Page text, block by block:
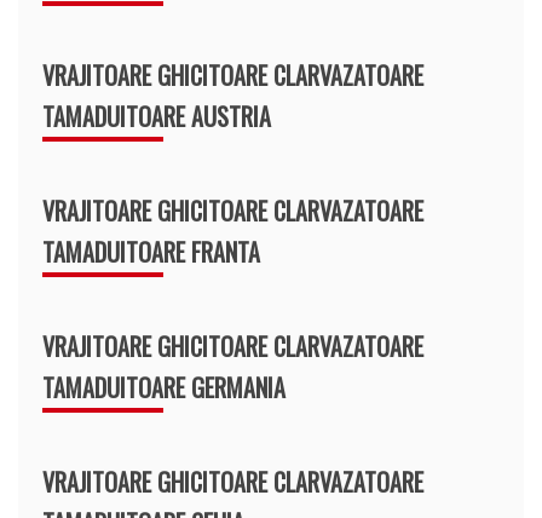
VRAJITOARE GHICITOARE CLARVAZATOARE
TAMADUITOARE AUSTRIA
VRAJITOARE GHICITOARE CLARVAZATOARE
TAMADUITOARE FRANTA
VRAJITOARE GHICITOARE CLARVAZATOARE
TAMADUITOARE GERMANIA
VRAJITOARE GHICITOARE CLARVAZATOARE